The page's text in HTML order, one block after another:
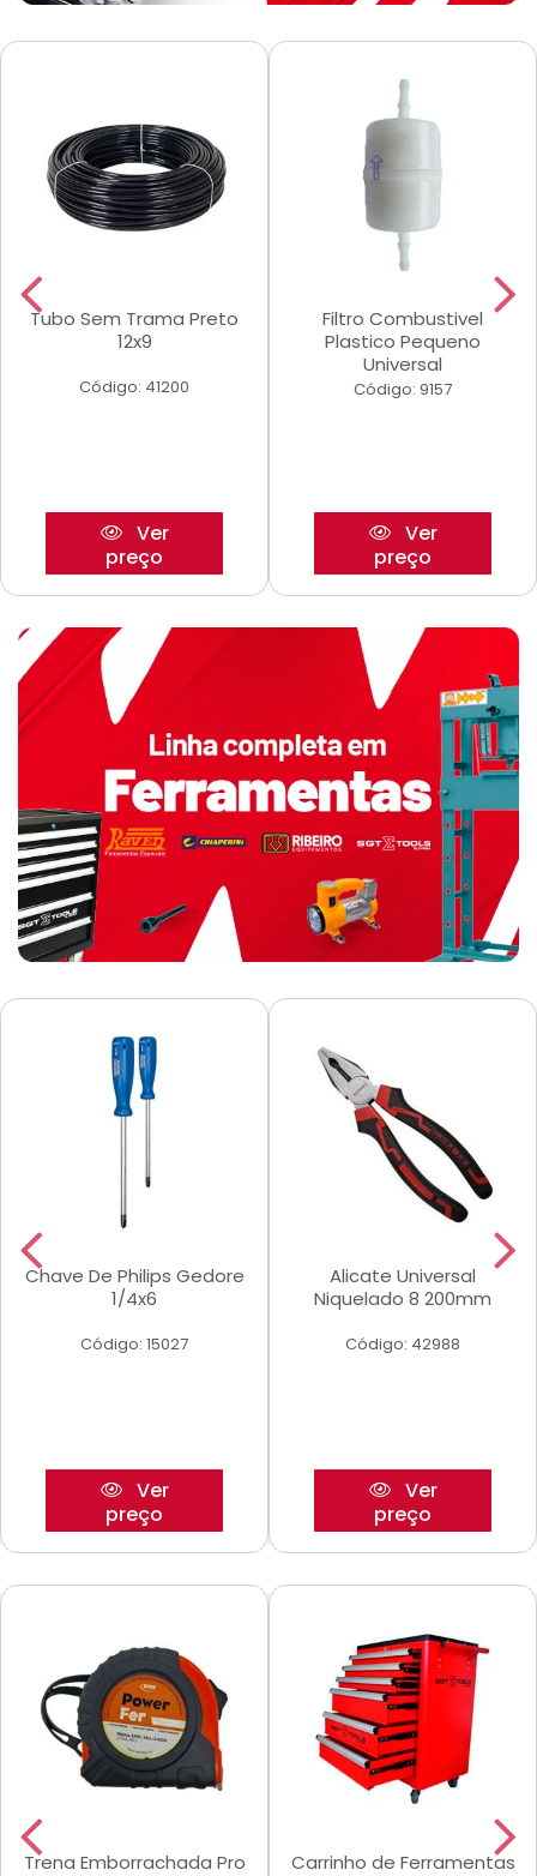
Tubo Sem Trama Preto
12x9
Código: 41200
Ver
preço
Filtro Combustivel
Plastico Pequeno
Universal
Código: 9157
Ver
preço
Chave De Philips Gedore
1/4x6
Código: 15027
Ver
preço
Alicate Universal
Niquelado 8 200mm
Código: 42988
Ver
preço
Trena Emborrachada Pro
Carrinho de Ferramentas